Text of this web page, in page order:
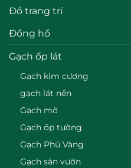
Đồ trang trí
Đồng hồ
Gạch ốp lát
Gạch kim cương
gạch lát nền
Gạch mờ
Gạch ốp tường
Gạch Phủ Vàng
Gạch sân vườn